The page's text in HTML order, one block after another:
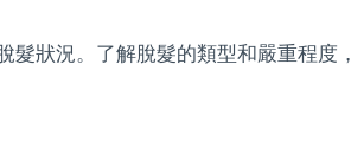
狀況。了解脫髮的類型和嚴重程度，